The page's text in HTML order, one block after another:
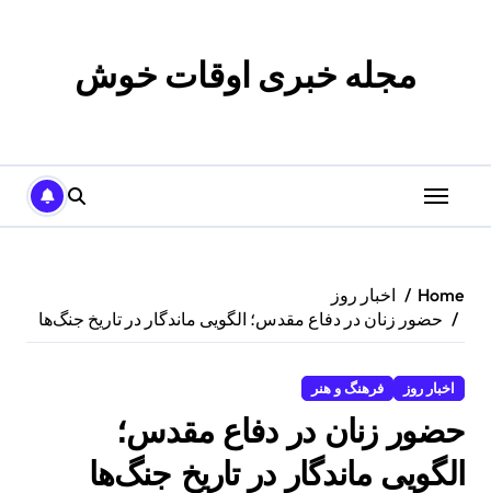
مجله خبری اوقات خوش
Home
اخبار روز
حضور زنان در دفاع مقدس؛ الگویی ماندگار در تاریخ جنگ‌ها
اخبار روز فرهنگ و هنر
حضور زنان در دفاع مقدس؛
الگویی ماندگار در تاریخ جنگ‌ها